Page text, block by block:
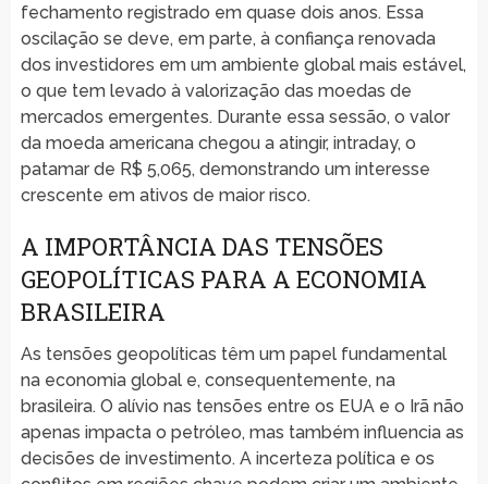
fechamento registrado em quase dois anos. Essa
oscilação se deve, em parte, à confiança renovada
dos investidores em um ambiente global mais estável,
o que tem levado à valorização das moedas de
mercados emergentes. Durante essa sessão, o valor
da moeda americana chegou a atingir, intraday, o
patamar de R$ 5,065, demonstrando um interesse
crescente em ativos de maior risco.
A IMPORTÂNCIA DAS TENSÕES
GEOPOLÍTICAS PARA A ECONOMIA
BRASILEIRA
As tensões geopolíticas têm um papel fundamental
na economia global e, consequentemente, na
brasileira. O alívio nas tensões entre os EUA e o Irã não
apenas impacta o petróleo, mas também influencia as
decisões de investimento. A incerteza política e os